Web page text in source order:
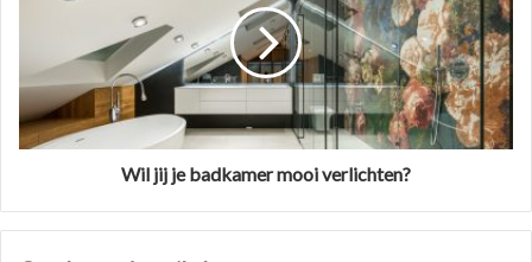
Wil jij je badkamer mooi verlichten?